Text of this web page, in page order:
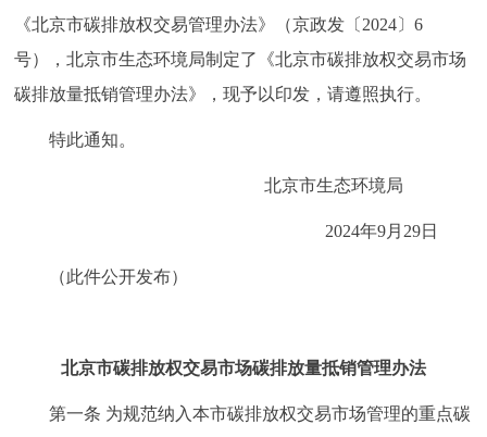
政民互动
在线访谈 图说互动
绿色北京 图说北京 视频北京
多语种
《北京市碳排放权交易管理办法》（京政发〔2024〕6
号），北京市生态环境局制定了《北京市碳排放权交易市场
碳排放量抵销管理办法》，现予以印发，请遵照执行。
特此通知。
北京市生态环境局
2024年9月29日
（此件公开发布）
北京市碳排放权交易市场碳排放量抵销管理办法
第一条 为规范纳入本市碳排放权交易市场管理的重点碳